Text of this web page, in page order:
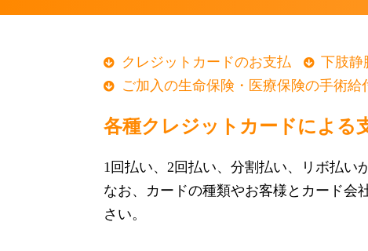
クレジットカードのお支払 下肢静
ご加入の生命保険・医療保険の手術給
各種クレジットカードによる
1回払い、2回払い、分割払い、リボ払い
なお、カードの種類やお客様とカード会
さい。